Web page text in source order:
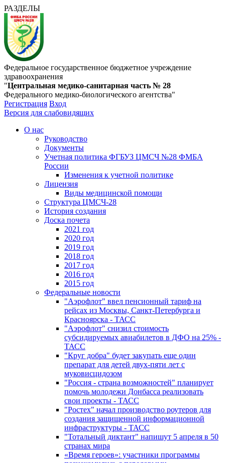
РАЗДЕЛЫ
Федеральное государственное бюджетное учреждение
здравоохранения
"Центральная медико-санитарная часть № 28
Федерального медико-биологического агентства"
Регистрация Вход
Версия для слабовидящих
О нас
Руководство
Документы
Учетная политика ФГБУЗ ЦМСЧ №28 ФМБА
России
Изменения к учетной политике
Лицензия
Виды медицинской помощи
Структура ЦМСЧ-28
История создания
Доска почета
2021 год
2020 год
2019 год
2018 год
2017 год
2016 год
2015 год
Федеральные новости
"Аэрофлот" ввел пенсионный тариф на
рейсах из Москвы, Санкт-Петербурга и
Красноярска - ТАСС
"Аэрофлот" снизил стоимость
субсидируемых авиабилетов в ДФО на 25% -
ТАСС
"Круг добра" будет закупать еще один
препарат для детей двух-пяти лет с
муковисцидозом
"Россия - страна возможностей" планирует
помочь молодежи Донбасса реализовать
свои проекты - ТАСС
"Ростех" начал производство роутеров для
создания защищенной информационной
инфраструктуры - ТАСС
"Тотальный диктант" напишут 5 апреля в 50
странах мира
«Время героев»: участники программы